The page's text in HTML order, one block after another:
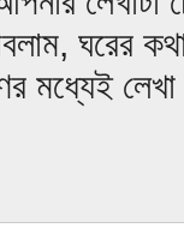
ঘরের
মধ্যেই